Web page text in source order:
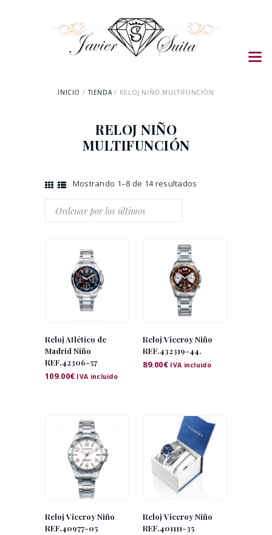
INICIO TIENDA RELOJ NIÑO MULTIFUNCIÓN
RELOJ NIÑO
MULTIFUNCIÓN
Mostrando 1–8 de 14 resultados
Reloj Atlético de
Madrid Niño
REF.42306-57
109.00€ IVA incluido
Reloj Viceroy Niño
REF.432319-44.
89.00€ IVA incluido
Reloj Viceroy Niño
REF.40977-05
Reloj Viceroy Niño
REF.401111-35